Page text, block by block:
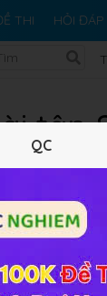
THI HỎI ĐÁP
tập
đặc điểm tự
các em có
QC